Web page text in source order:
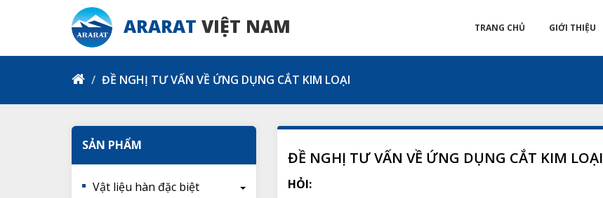
ARARAT VIỆT NAM TRANG CHỦ GIỚI THIỆU
ĐỀ NGHỊ TƯ VẤN VỀ ỨNG DỤNG CẮT KIM LOẠI
SẢN PHẨM
Vật liệu hàn đặc biệt
ĐỀ NGHỊ TƯ VẤN VỀ ỨNG DỤNG CẮT KIM LOẠI
HỎI: